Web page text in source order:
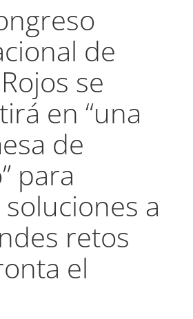
de
se
en “una
de
para
a
retos
el